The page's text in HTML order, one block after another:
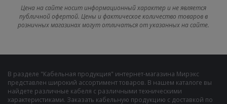
Цена на сайте носит информационный характер и не является
публичной офертой. Цены и фактическое количество товаров в
розничных магазинах могут отличаться от указанных на сайте.
В разделе "Кабельная продукция" интернет-магазина Мирэкс
представлен широкий ассортимент товаров. В нашем каталоге вы
найдете различные кабеля с различными техническими
характеристиками. Заказать кабельную продукцию с доставкой по